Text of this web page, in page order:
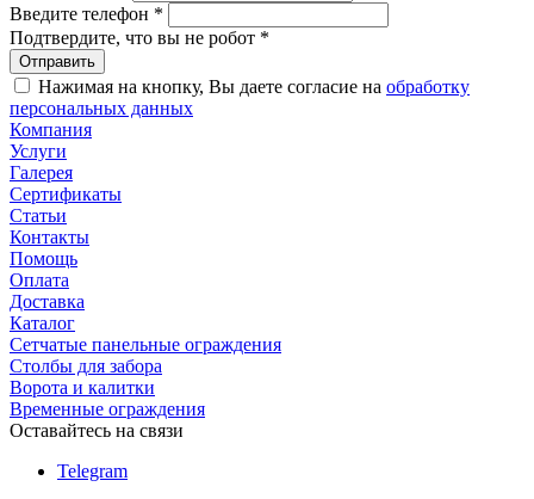
Введите телефон *
Подтвердите, что вы не робот *
Нажимая на кнопку, Вы даете согласие на обработку
персональных данных
Компания
Услуги
Галерея
Сертификаты
Статьи
Контакты
Помощь
Оплата
Доставка
Каталог
Сетчатые панельные ограждения
Столбы для забора
Ворота и калитки
Временные ограждения
Оставайтесь на связи
Telegram